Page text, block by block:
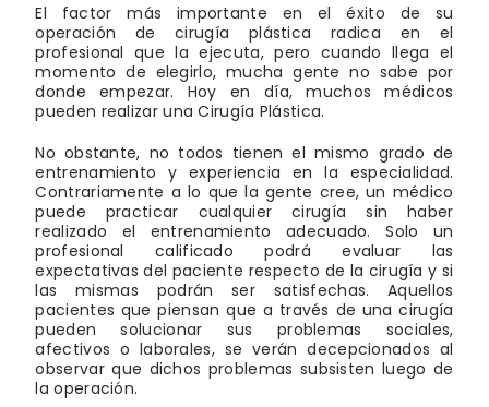
El factor más importante en el éxito de su
operación de cirugía plástica radica en el
profesional que la ejecuta, pero cuando llega el
momento de elegirlo, mucha gente no sabe por
donde empezar. Hoy en día, muchos médicos
pueden realizar una Cirugía Plástica.
No obstante, no todos tienen el mismo grado de
entrenamiento y experiencia en la especialidad.
Contrariamente a lo que la gente cree, un médico
puede practicar cualquier cirugía sin haber
realizado el entrenamiento adecuado. Solo un
profesional calificado podrá evaluar las
expectativas del paciente respecto de la cirugía y si
las mismas podrán ser satisfechas. Aquellos
pacientes que piensan que a través de una cirugía
pueden solucionar sus problemas sociales,
afectivos o laborales, se verán decepcionados al
observar que dichos problemas subsisten luego de
la operación.